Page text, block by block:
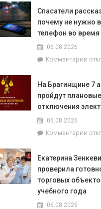
том,
как
ВНС
кто
как
Спасатели
почему не нужно
телефон во время
06.08.2026
Комментариик
не
На Брагинщине 7
пройдут плановые
отключения
06.08.2026
Комментариик
7
Екатерина
проверила
торговых
учебного года
06.08.2026